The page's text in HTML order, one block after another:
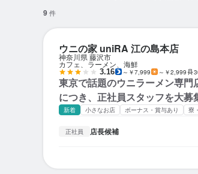
9件
ウニの家 uniRA 江の島本店
神奈川県 藤沢市
カフェ、ラーメン、海鮮
3.16 ～￥7,999 ～￥2,999
東京で話題のウニラーメン専
につき、正社員スタッフを大募
新着 小さなお店 ボーナス・賞与あり 寮
正社員 店長候補